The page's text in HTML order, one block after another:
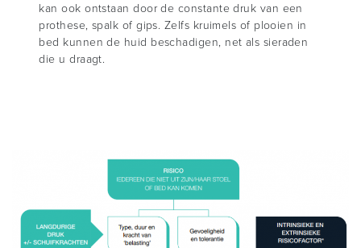
kan ook ontstaan door de constante druk van een
prothese, spalk of gips. Zelfs kruimels of plooien in
bed kunnen de huid beschadigen, net als sieraden
die u draagt.